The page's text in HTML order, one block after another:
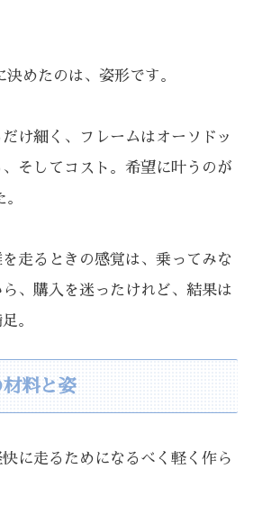
めたのは、姿形です。
け細く、フレームはオーソドッ
そしてコスト。希望に叶うのが
走るときの感覚は、乗ってみな
、購入を迷ったけれど、結果は
。
材料と姿
に走るためになるべく軽く作ら